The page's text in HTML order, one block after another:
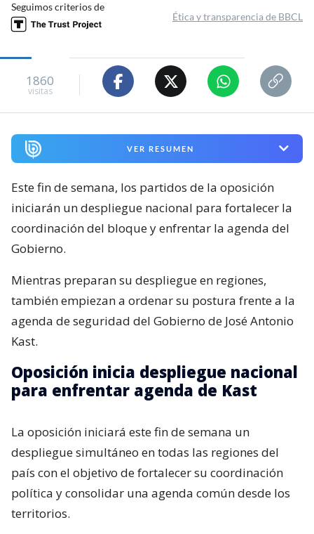
Seguimos criterios de
Ética y transparencia de BBCL
1860
visitas
VER RESUMEN
Este fin de semana, los partidos de la oposición
iniciarán un despliegue nacional para fortalecer la
coordinación del bloque y enfrentar la agenda del
Gobierno.
Mientras preparan su despliegue en regiones,
también empiezan a ordenar su postura frente a la
agenda de seguridad del Gobierno de José Antonio
Kast.
Oposición inicia despliegue nacional
para enfrentar agenda de Kast
La oposición iniciará este fin de semana un
despliegue simultáneo en todas las regiones del
país con el objetivo de fortalecer su coordinación
política y consolidar una agenda común desde los
territorios.